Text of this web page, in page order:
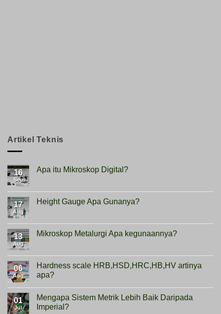
Artikel Teknis
16
Sep
Apa itu Mikroskop Digital?
on
Apa
itu
17
Aug
Height Gauge Apa Gunanya?
on
Height
Gauge
13
Aug
Mikroskop Metalurgi Apa kegunaannya?
on
Mikroskop
Metalurgi
Apa
06
Aug
Hardness scale HRB,HSD,HRC,HB,HV artinya
apa?
on
Hardness
scale
01
Jul
Mengapa Sistem Metrik Lebih Baik Daripada
Imperial?